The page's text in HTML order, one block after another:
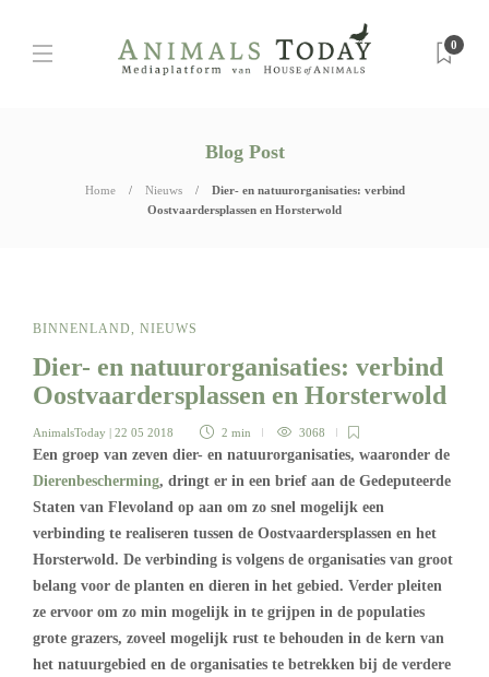
0
Blog Post
Home Nieuws
Dier- en natuurorganisaties: verbind
Oostvaardersplassen en Horsterwold
BINNENLAND, NIEUWS
Dier- en natuurorganisaties: verbind
Oostvaardersplassen en Horsterwold
AnimalsToday | 22 05 2018 2 min 3068
Een groep van zeven dier- en natuurorganisaties, waaronder de
Dierenbescherming, dringt er in een brief aan de Gedeputeerde
Staten van Flevoland op aan om zo snel mogelijk een
verbinding te realiseren tussen de Oostvaardersplassen en het
Horsterwold. De verbinding is volgens de organisaties van groot
belang voor de planten en dieren in het gebied. Verder pleiten
ze ervoor om zo min mogelijk in te grijpen in de populaties
grote grazers, zoveel mogelijk rust te behouden in de kern van
het natuurgebied en de organisaties te betrekken bij de verdere